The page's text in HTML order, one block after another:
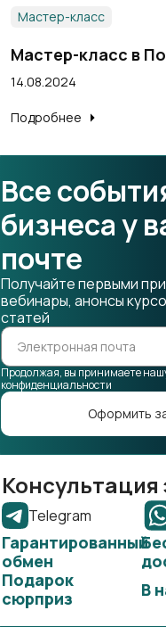
Мастер-класс
Мастер-класс в
14.08.2024
Подробнее
Все
бизнеса у
почте
Получайте первыми
вебинары, анонсы
статей
Продолжая, вы принимаете
конфиденциальности
Оформить
Консультация
Telegram
Гарантированный
обмен
Подарок
сюрприз
В